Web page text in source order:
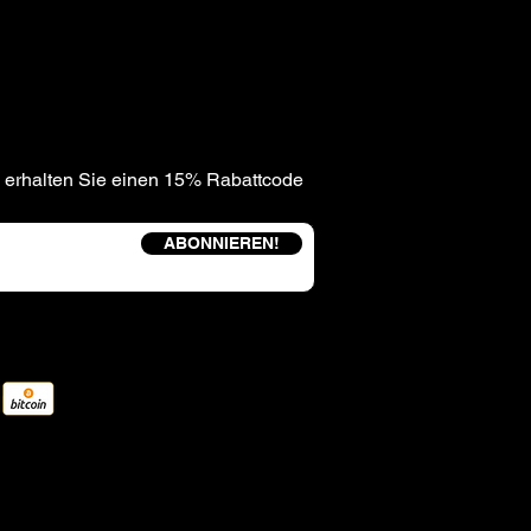
Sie einen 15% Rabattcode
ABONNIEREN!